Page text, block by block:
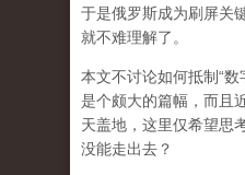
于是俄罗斯成为刷屏关
就不难理解了。
本文不讨论如何抵制“
是个颇大的篇幅，而且
天盖地，这里仅希望思
没能走出去？